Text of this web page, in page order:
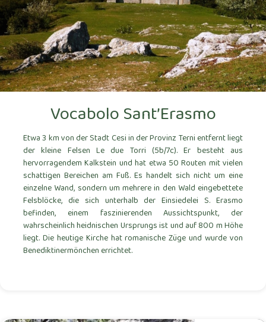
Vocabolo Sant’Erasmo
Etwa 3 km von der Stadt Cesi in der Provinz Terni entfernt liegt
der kleine Felsen Le due Torri (5b/7c). Er besteht aus
hervorragendem Kalkstein und hat etwa 50 Routen mit vielen
schattigen Bereichen am Fuß. Es handelt sich nicht um eine
einzelne Wand, sondern um mehrere in den Wald eingebettete
Felsblöcke, die sich unterhalb der Einsiedelei S. Erasmo
befinden, einem faszinierenden Aussichtspunkt, der
wahrscheinlich heidnischen Ursprungs ist und auf 800 m Höhe
liegt. Die heutige Kirche hat romanische Züge und wurde von
Benediktinermönchen errichtet.